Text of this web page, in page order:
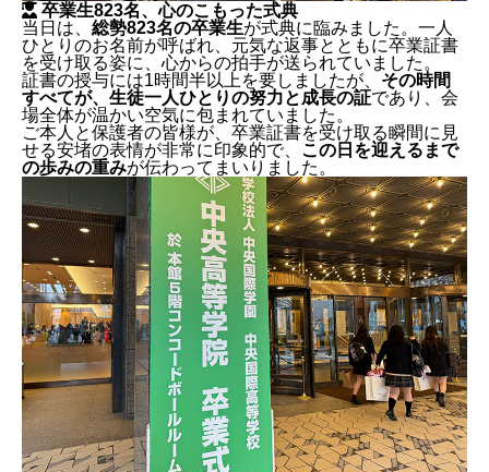
卒業生823名、心のこもった式典
当日は、 総勢823名の卒業生が式典に臨みました。一人
ひとりのお名前が呼ばれ、元気な返事とともに卒業証書
を受け取る姿に、心からの拍手が送られていました。
証書の授与には1時間半以上を要しましたが、 その時間
すべてが、生徒一人ひとりの努力と成長の証であり、会
場全体が温かい空気に包まれていました。
ご本人と保護者の皆様が、卒業証書を受け取る瞬間に見
せる安堵の表情が非常に印象的で、 この日を迎えるまで
の歩みの重みが伝わってまいりました。
中央国際高等学校 卒業式に出席いたしました
卒業生823名、心のこもった式典
校歌に込められた“未来への応援歌”